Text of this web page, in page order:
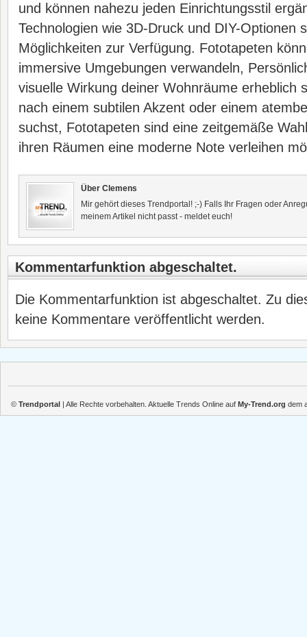
und können nahezu jeden Einrichtungsstil
Technologien wie 3D-Druck und DIY-Optionen
Möglichkeiten zur Verfügung. Fototapeten
immersive Umgebungen verwandeln,
visuelle Wirkung deiner Wohnräume erheblich
nach einem subtilen Akzent oder einem
suchst, Fototapeten sind eine zeitgemäße
ihren Räumen eine moderne Note verleihen
Über Clemens
Mir gehört dieses Trendportal! ;-) Falls Ihr Fragen oder
meinem Artikel nicht passt - meldet euch!
Kommentarfunktion abgeschaltet.
Die Kommentarfunktion ist abgeschaltet. Zu
keine Kommentare veröffentlicht werden.
© Trendportal | Alle Rechte vorbehalten. Aktuelle Trends Online auf My-Trend.org dem